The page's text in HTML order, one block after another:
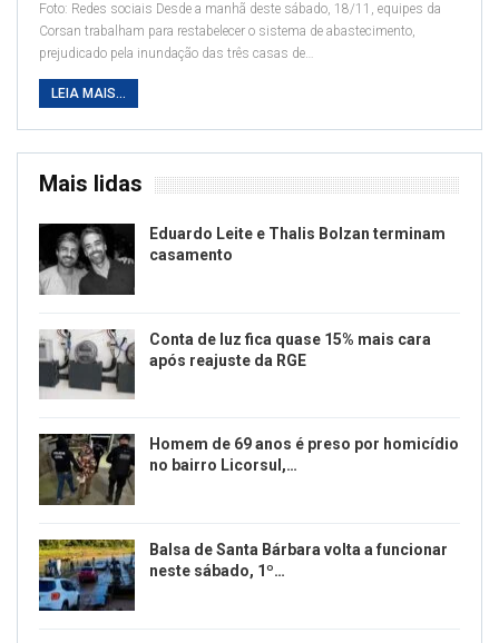
Foto: Redes sociais Desde a manhã deste sábado, 18/11, equipes da
Corsan trabalham para restabelecer o sistema de abastecimento,
prejudicado pela inundação das três casas de…
LEIA MAIS...
Mais lidas
Eduardo Leite e Thalis Bolzan terminam
casamento
Conta de luz fica quase 15% mais cara
após reajuste da RGE
Homem de 69 anos é preso por homicídio
no bairro Licorsul,…
Balsa de Santa Bárbara volta a funcionar
neste sábado, 1º…